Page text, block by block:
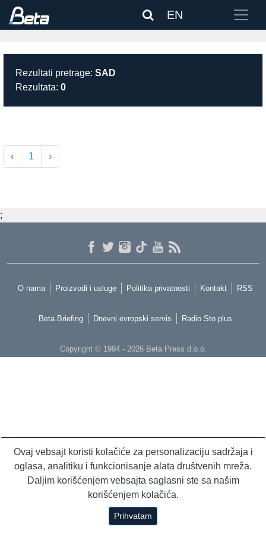
EN
Rezultati pretrage: SAD
Rezultata: 0
‹ 1 ›
;
O nama Proizvodi i usluge Politika privatnosti Kontakt RSS
Beta Briefing Dnevni evropski servis Radio Sto plus
Copyright © 1994 - 2026 Beta Press d.o.o.
Ovaj vebsajt koristi kolačiće za personalizaciju sadržaja i
oglasa, analitiku i funkcionisanje alata društvenih mreža.
Daljim korišćenjem vebsajta saglasni ste sa našim
korišćenjem kolačića.
Prihvatam